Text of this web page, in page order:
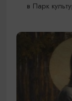
в Парк